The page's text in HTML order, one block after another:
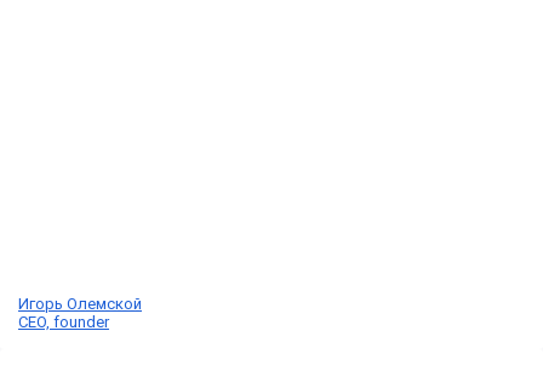
Игорь Олемской
CEO, founder